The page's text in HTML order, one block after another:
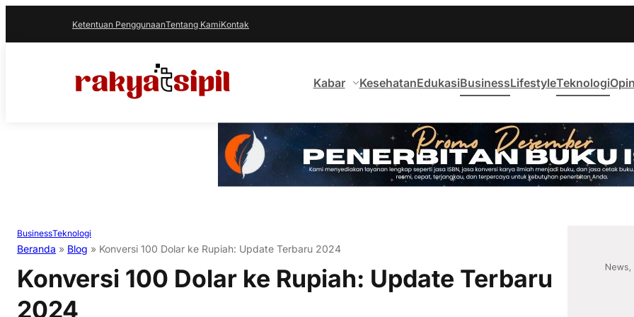
Ketentuan PenggunaanTentang KamiKontak
Kabar KesehatanEdukasiBusinessLifestyleTeknologi
BusinessTeknologi
Beranda » Blog » Konversi 100 Dolar ke Rupiah: Update Terbaru 2024
Konversi 100 Dolar ke Rupiah: Update Terbaru
2024